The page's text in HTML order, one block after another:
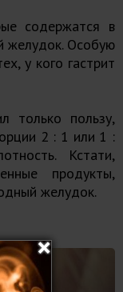
содержатся в
желудок. Особую
у кого гастрит
только пользу,
2 : 1 или 1 :
Кстати,
продукты,
желудок.